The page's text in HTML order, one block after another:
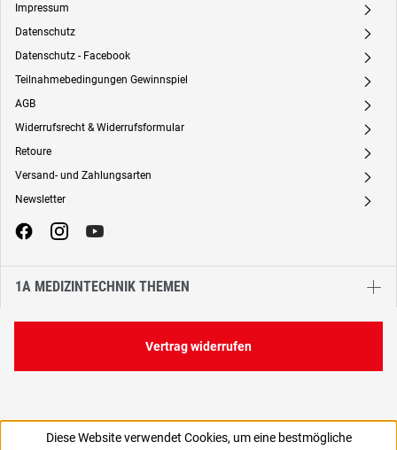
Impressum A
Datenschutz A
Datenschutz - Facebook A
Teilnahmebedingungen Gewinnspiel A
AGB A
Widerrufsrecht & Widerrufsformular A
Retoure A
Versand- und Zahlungsarten A
Newsletter A
1A MEDIZINTECHNIK THEMEN
Vertrag widerrufen
Diese Website verwendet Cookies, um eine bestmögliche